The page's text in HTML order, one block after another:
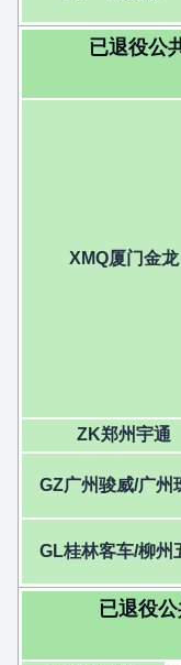
已退役公
XMQ厦门金龙
ZK郑州宇通
GZ广州骏威/广州
GL桂林客车/柳州
已退役